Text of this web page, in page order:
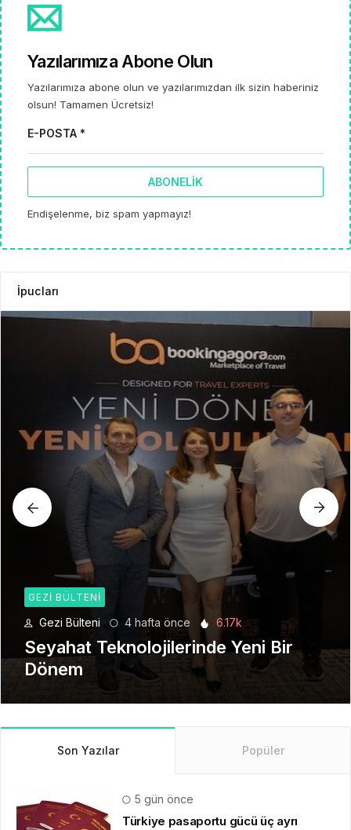
Yazılarımıza Abone Olun
Yazılarımıza abone olun ve yazılarımızdan ilk sizin haberiniz
olsun! Tamamen Ücretsiz!
E-POSTA *
ABONELIK
Endişelenme, biz spam yapmayız!
İpucları
GEZI BÜLTENI
Gezi Bülteni 1 ay önce 8.92k
Manevi Yolculukta Yeni Dönem
Son Yazılar Popüler
5 gün önce
Türkiye pasaportu gücü üç ayrı